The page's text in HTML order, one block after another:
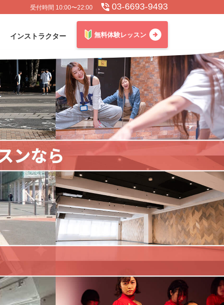
受付時間 10:00〜22:00 03-6693-9493
インストラクター 無料体験レッスン